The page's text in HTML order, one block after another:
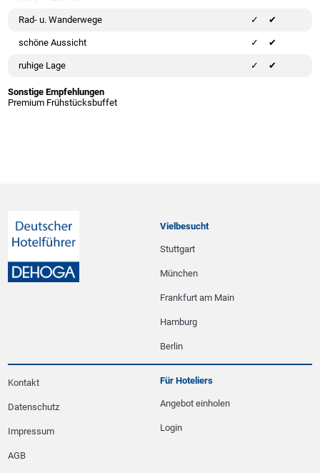
Rad- u. Wanderwege ✔
schöne Aussicht ✔
ruhige Lage ✔
Sonstige Empfehlungen
Premium Frühstücksbuffet
Vielbesucht
Stuttgart
München
Frankfurt am Main
Hamburg
Berlin
Kontakt
Datenschutz
Impressum
AGB
Für Hoteliers
Angebot einholen
Login